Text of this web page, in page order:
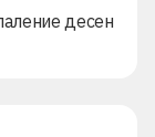
десен